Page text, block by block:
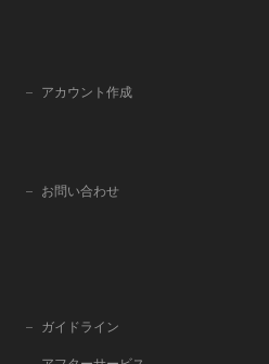
アカウント作成
お問い合わせ
ガイドライン